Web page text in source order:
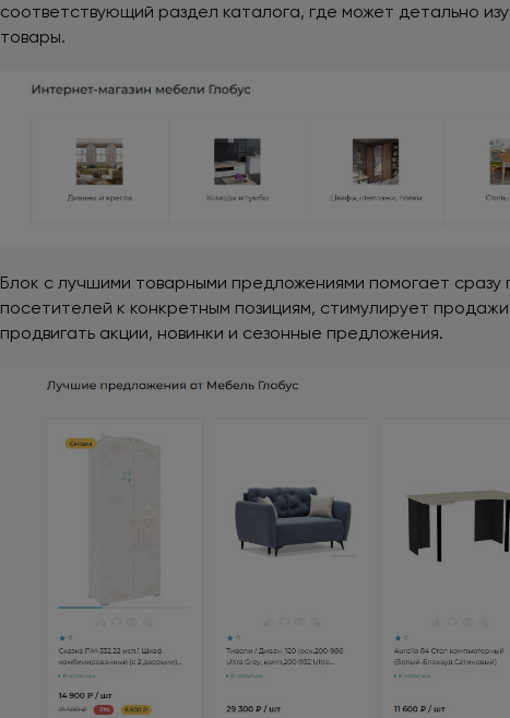
соответствующий раздел каталога, где может детально
товары.
Блок с лучшими товарными предложениями помогает сразу
посетителей к конкретным позициям, стимулирует
продвигать акции, новинки и сезонные предложения.